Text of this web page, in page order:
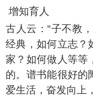
增知育人
古人云：“子不教
经典，如何立志？
家？如何做人等等
的。谱书能很好的
爱生活，奋发向上